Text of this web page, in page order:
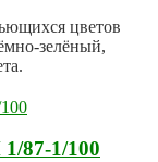
цветов
зелёный,
87-1/100